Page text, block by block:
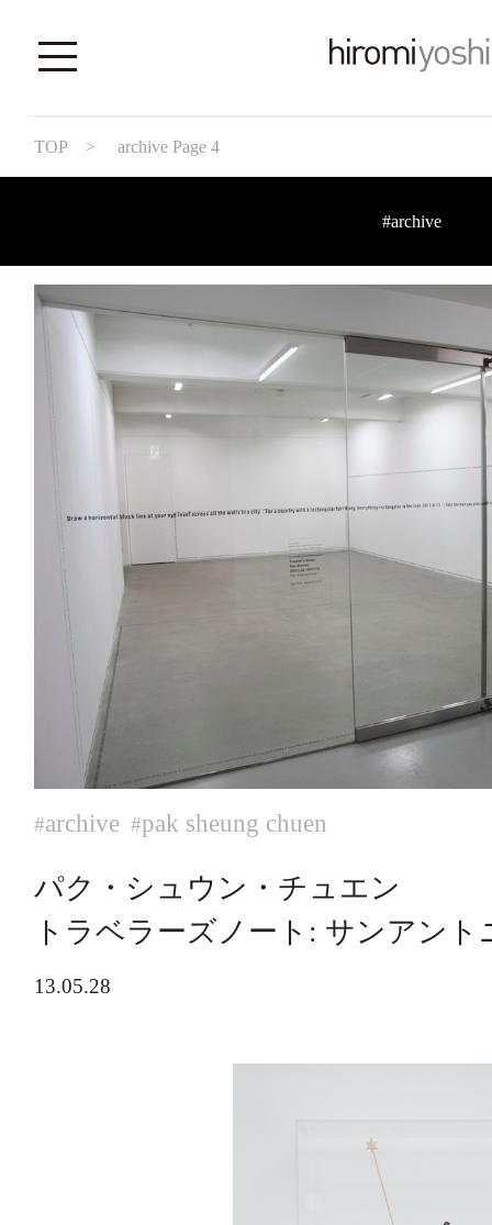
TOP > archive Page 4
#archive
#archive #pak sheung chuen
パク・シュウン・チュエン
トラベラーズノート: サンアント
13.05.28